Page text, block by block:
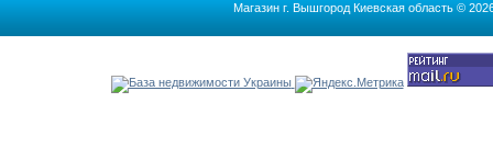
Магазин г. Вышгород Киевская область ©